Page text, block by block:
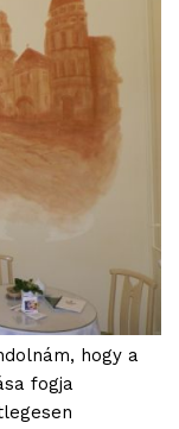
hogy a
fogja